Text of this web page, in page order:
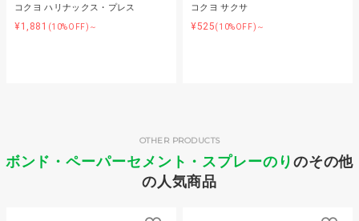
コクヨ ハリナックス・プレス
¥1,881 (10%OFF)～
コクヨ サクサ
¥525(10%OFF)～
ボンド・ペーパーセメント・スプレーのりのその他
の人気商品
OTHER PRODUCTS